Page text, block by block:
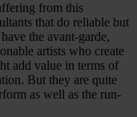
from this
that do reliable but
the avant-garde,
artists who create
add value in terms of
But they are quite
as well as the run-